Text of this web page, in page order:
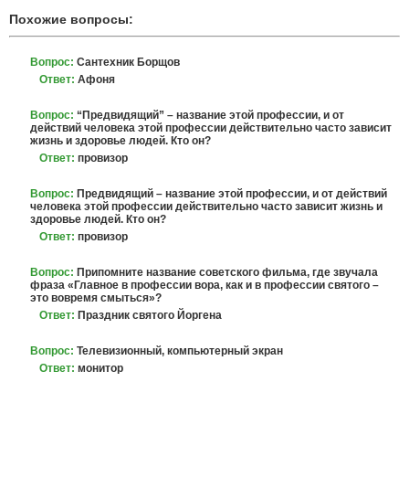
Похожие вопросы:
Вопрос: Сантехник Борщов
Ответ: Афоня
Вопрос: “Предвидящий” – название этой профессии, и от
действий человека этой профессии действительно часто зависит
жизнь и здоровье людей. Кто он?
Ответ: провизор
Вопрос: Предвидящий – название этой профессии, и от действий
человека этой профессии действительно часто зависит жизнь и
здоровье людей. Кто он?
Ответ: провизор
Вопрос: Припомните название советского фильма, где звучала
фраза «Главное в профессии вора, как и в профессии святого –
это вовремя смыться»?
Ответ: Праздник святого Йоргена
Вопрос: Телевизионный, компьютерный экран
Ответ: монитор